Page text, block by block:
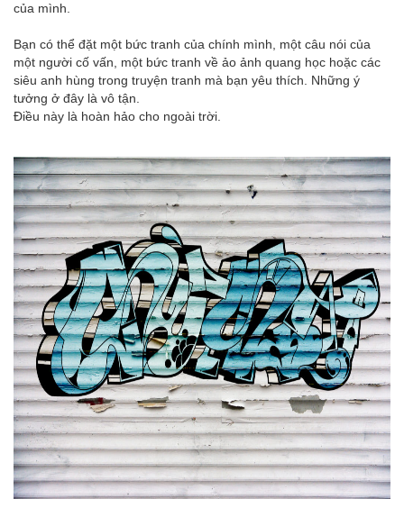
của mình.
Bạn có thể đặt một bức tranh của chính mình, một câu nói của
một người cố vấn, một bức tranh về ảo ảnh quang học hoặc các
siêu anh hùng trong truyện tranh mà bạn yêu thích. Những ý
tưởng ở đây là vô tận.
Điều này là hoàn hảo cho ngoài trời.